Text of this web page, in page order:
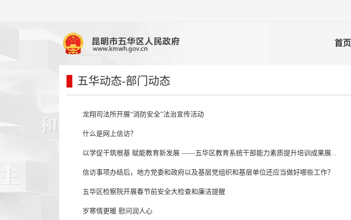
首页
五华动态-部门动态
龙翔司法所开展“消防安全”法治宣传活动
什么是网上信访？
以学促干筑根基 赋能教育新发展 ——五华区教育系统干部能力素质提升培训成果展...
信访事项办结后，地方党委和政府以及基层党组织和基层单位还应当做好哪些工作？
五华区检察院开展春节前安全大检查和廉洁提醒
岁寒情更暖 慰问润人心